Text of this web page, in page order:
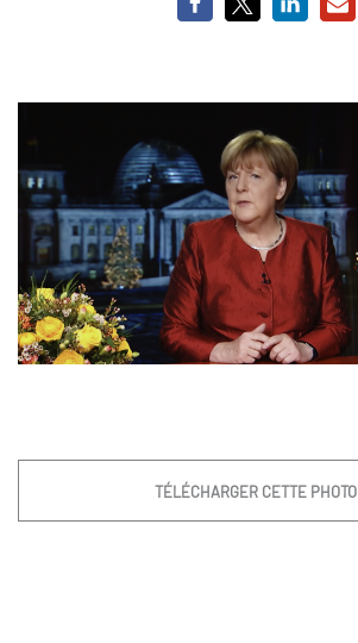
TÉLÉCHARGER CETTE PHOTO